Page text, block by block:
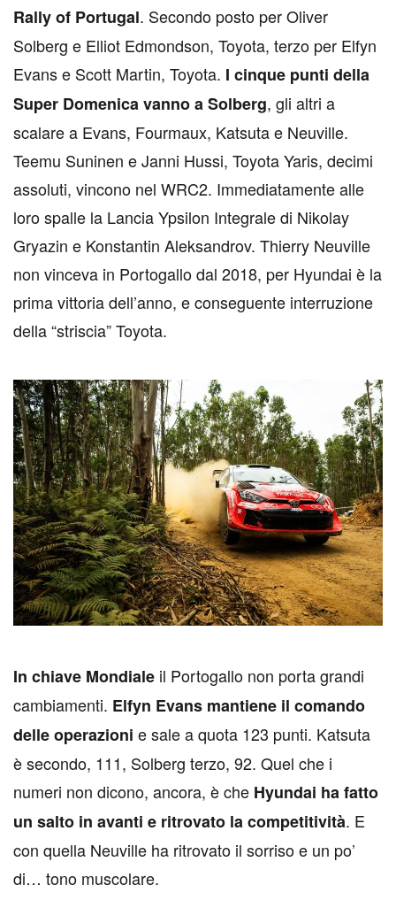
Rally of Portugal. Secondo posto per Oliver
Solberg e Elliot Edmondson, Toyota, terzo per Elfyn
Evans e Scott Martin, Toyota. I cinque punti della
Super Domenica vanno a Solberg, gli altri a
scalare a Evans, Fourmaux, Katsuta e Neuville.
Teemu Suninen e Janni Hussi, Toyota Yaris, decimi
assoluti, vincono nel WRC2. Immediatamente alle
loro spalle la Lancia Ypsilon Integrale di Nikolay
Gryazin e Konstantin Aleksandrov. Thierry Neuville
non vinceva in Portogallo dal 2018, per Hyundai è la
prima vittoria dell’anno, e conseguente interruzione
della “striscia” Toyota.
In chiave Mondiale il Portogallo non porta grandi
cambiamenti. Elfyn Evans mantiene il comando
delle operazioni e sale a quota 123 punti. Katsuta
è secondo, 111, Solberg terzo, 92. Quel che i
numeri non dicono, ancora, è che Hyundai ha fatto
un salto in avanti e ritrovato la competitività. E
con quella Neuville ha ritrovato il sorriso e un po’
di… tono muscolare.